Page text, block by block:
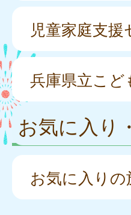
児童家庭支
兵庫県立こど
お気に入り
お気に入り